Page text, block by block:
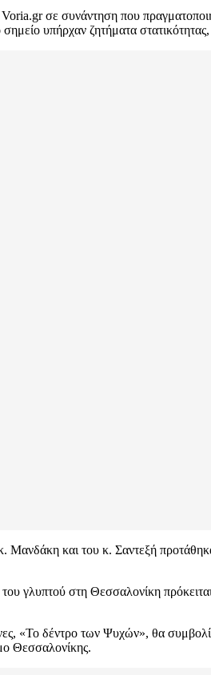
σε συνάντηση που
υπήρχαν ζητήματα
Μανδάκη και του κ. Σαντεξή
γλυπτού στη Θεσσαλονίκη
«Το δέντρο των Ψυχών», θα
Θεσσαλονίκης.